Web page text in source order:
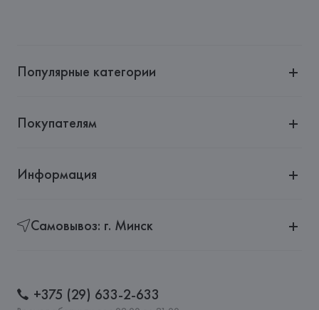
Популярные категории
Покупателям
Информация
Самовывоз: г. Минск
+375 (29) 633-2-633